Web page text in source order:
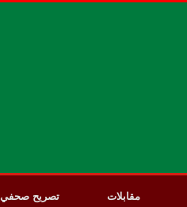
مقابلات تصريح صحفي